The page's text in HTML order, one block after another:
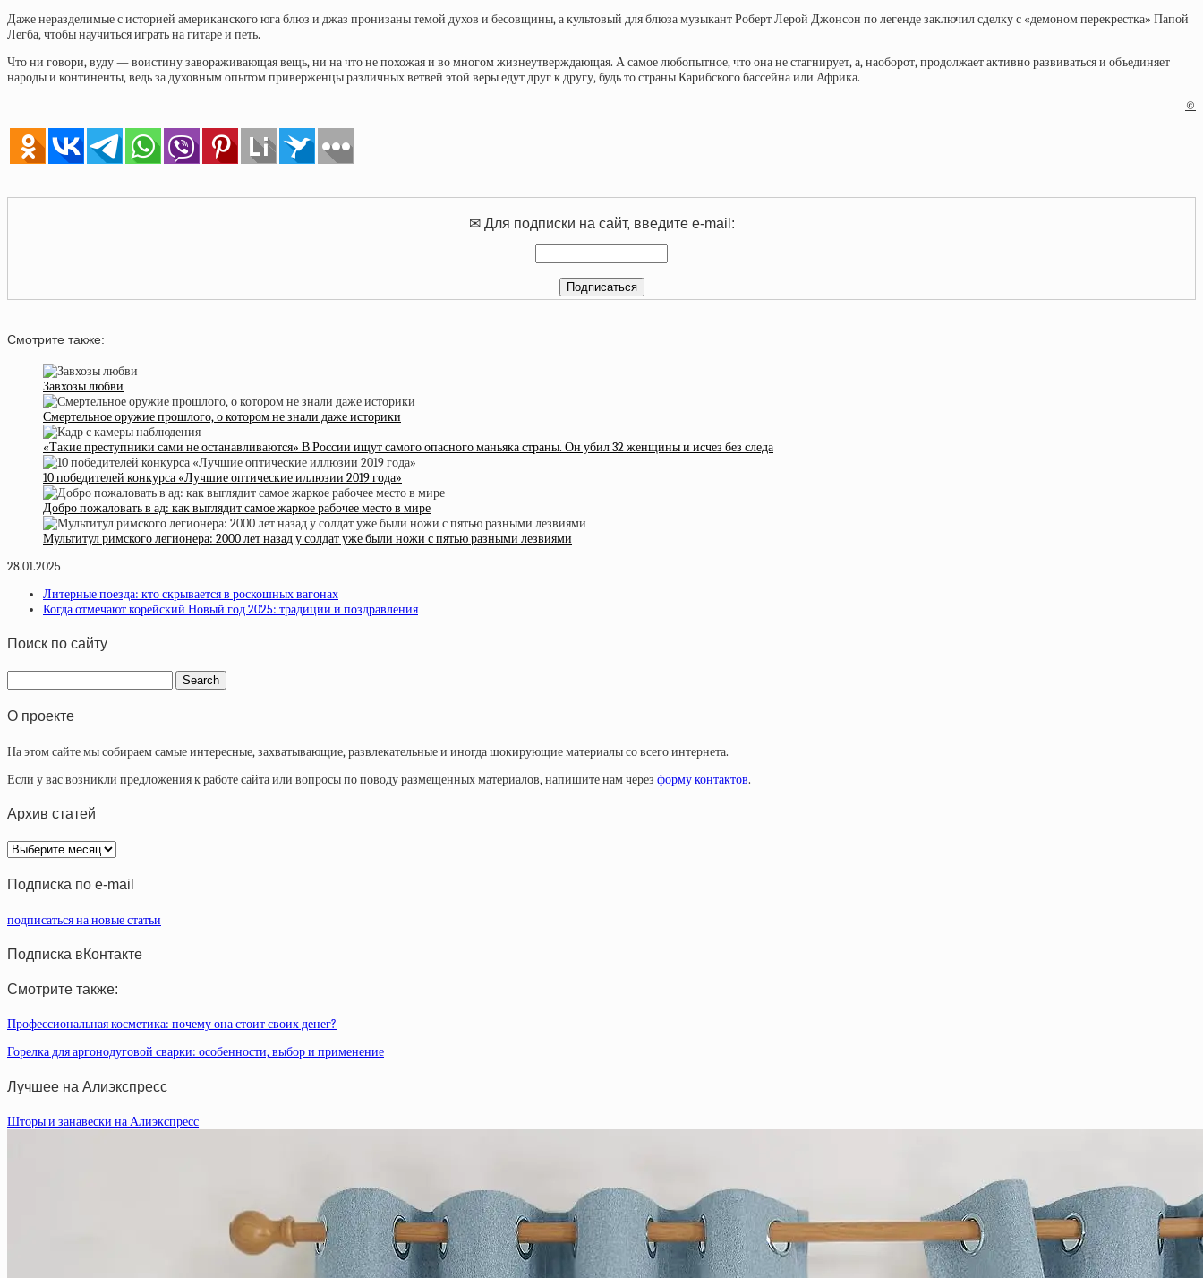
Даже неразделимые с историей американского юга блюз и джаз пронизаны темой духов и бесовщины, а культовый для блюза музыкант Роберт Лерой Джонсон по легенде заключил сделку с «демоном перекрестка» Папой
Легба, чтобы научиться играть на гитаре и петь.
Что ни говори, вуду — воистину завораживающая вещь, ни на что не похожая и во многом жизнеутверждающая. А самое любопытное, что она не стагнирует, а, наоборот, продолжает активно развиваться и объединяет
народы и континенты, ведь за духовным опытом приверженцы различных ветвей этой веры едут друг к другу, будь то страны Карибского бассейна или Африка.
©
✉ Для подписки на сайт, введите e-mail:
Смотрите также:
Завхозы любви
Смертельное оружие прошлого, о котором не знали даже историки
«Такие преступники сами не останавливаются» В России ищут самого опасного маньяка страны. Он убил 32 женщины и исчез без следа
10 победителей конкурса «Лучшие оптические иллюзии 2019 года»
Добро пожаловать в ад: как выглядит самое жаркое рабочее место в мире
Мультитул римского легионера: 2000 лет назад у солдат уже были ножи с пятью разными лезвиями
28.01.2025
Литерные поезда: кто скрывается в роскошных вагонах
Когда отмечают корейский Новый год 2025: традиции и поздравления
Поиск по сайту
О проекте
На этом сайте мы собираем самые интересные, захватывающие, развлекательные и иногда шокирующие материалы со всего интернета.
Если у вас возникли предложения к работе сайта или вопросы по поводу размещенных материалов, напишите нам через форму контактов.
Архив статей
Архив
статей
Подписка по e-mail
подписаться на новые статьи
Подписка вКонтакте
Смотрите также:
Профессиональная косметика: почему она стоит своих денег?
Горелка для аргонодуговой сварки: особенности, выбор и применение
Лучшее на Алиэкспресс
Шторы и занавески на Алиэкспресс